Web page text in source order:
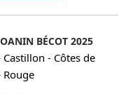
BÉCOT 2025
Castillon - Côtes de
Rouge